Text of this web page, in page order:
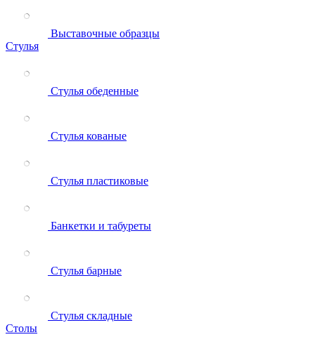
Выставочные образцы
Стулья
Стулья обеденные
Стулья кованые
Стулья пластиковые
Банкетки и табуреты
Стулья барные
Стулья складные
Столы